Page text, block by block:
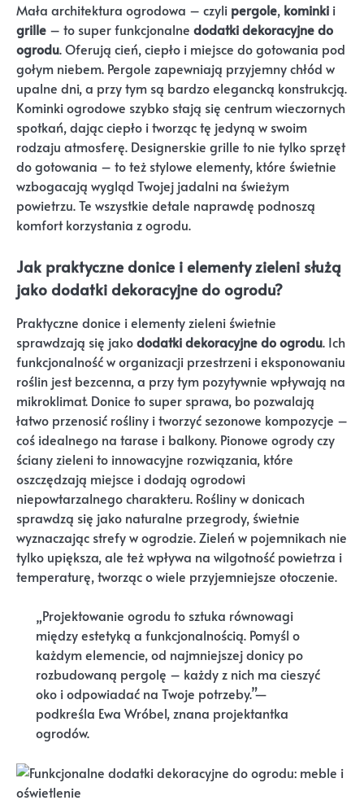
Mała architektura ogrodowa – czyli pergole, kominki i
grille – to super funkcjonalne dodatki dekoracyjne do
ogrodu. Oferują cień, ciepło i miejsce do gotowania pod
gołym niebem. Pergole zapewniają przyjemny chłód w
upalne dni, a przy tym są bardzo elegancką konstrukcją.
Kominki ogrodowe szybko stają się centrum wieczornych
spotkań, dając ciepło i tworząc tę jedyną w swoim
rodzaju atmosferę. Designerskie grille to nie tylko sprzęt
do gotowania – to też stylowe elementy, które świetnie
wzbogacają wygląd Twojej jadalni na świeżym
powietrzu. Te wszystkie detale naprawdę podnoszą
komfort korzystania z ogrodu.
Jak praktyczne donice i elementy zieleni służą
jako dodatki dekoracyjne do ogrodu?
Praktyczne donice i elementy zieleni świetnie
sprawdzają się jakododatki dekoracyjne do ogrodu. Ich
funkcjonalność w organizacji przestrzeni i eksponowaniu
roślin jest bezcenna, a przy tym pozytywnie wpływają na
mikroklimat. Donice to super sprawa, bo pozwalają
łatwo przenosić rośliny i tworzyć sezonowe kompozycje –
coś idealnego na tarase i balkony. Pionowe ogrody czy
ściany zieleni to innowacyjne rozwiązania, które
oszczędzają miejsce i dodają ogrodowi
niepowtarzalnego charakteru. Rośliny w donicach
sprawdzą się jako naturalne przegrody, świetnie
wyznaczając strefy w ogrodzie. Zieleń w pojemnikach nie
tylko upiększa, ale też wpływa na wilgotność powietrza i
temperaturę, tworząc o wiele przyjemniejsze otoczenie.
„Projektowanie ogrodu to sztuka równowagi
między estetyką a funkcjonalnością. Pomyśl o
każdym elemencie, od najmniejszej donicy po
rozbudowaną pergolę – każdy z nich ma cieszyć
oko i odpowiadać na Twoje potrzeby.”—
podkreśla Ewa Wróbel, znana projektantka
ogrodów.